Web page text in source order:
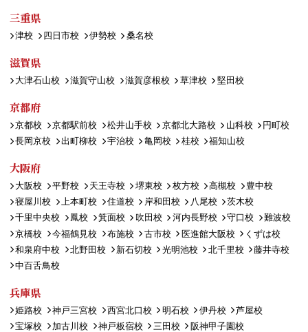
三重県
津校 四日市校 伊勢校 桑名校
滋賀県
大津石山校 滋賀守山校 滋賀彦根校 草津校 堅田校
京都府
京都校 京都駅前校 松井山手校 京都北大路校 山科校
円町校
長岡京校
出町柳校 宇治校 亀岡校 桂校 福知山校
大阪府
大阪校 平野校 天王寺校 堺東校 枚方校 高槻校
豊中校
寝屋川校
上本町校 住道校 岸和田校 八尾校
茨木校
千里中央校
鳳校 箕面校 吹田校 河内長野校 守口校
難波校
京橋校
今福鶴見校 布施校 古市校 医進館大阪校
くずは校
和泉府中校
北野田校 新石切校 光明池校 北千里校
藤井寺校
中百舌鳥校
兵庫県
姫路校 神戸三宮校 西宮北口校 明石校 伊丹校
芦屋校
宝塚校
加古川校 神戸板宿校 三田校
阪神甲子園校